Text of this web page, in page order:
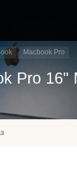
Macbook Pro
Pro 16"